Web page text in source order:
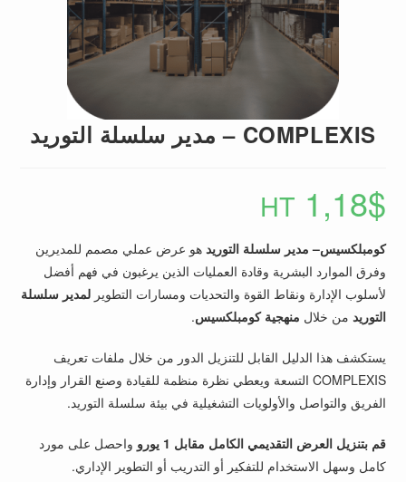
COMPLEXIS – مدير سلسلة التوريد
1,18$
HT
كومبلكسيس– مدير سلسلة التوريد هو عرض عملي مصمم للمديرين
وفرق الموارد البشرية وقادة العمليات الذين يرغبون في فهم أفضل
لأسلوب الإدارة ونقاط القوة والتحديات ومسارات التطويرلمدير سلسلة
التوريد من خلال منهجية كومبلكسيس.
يستكشف هذا الدليل القابل للتنزيل الدور من خلال ملفات تعريف
COMPLEXIS التسعة ويعطي نظرة منظمة للقيادة وصنع القرار وإدارة
الفريق والتواصل والأولويات التشغيلية في بيئة سلسلة التوريد.
قم بتنزيل العرض التقديمي الكامل مقابل 1 يورو
واحصل على مورد
كامل وسهل الاستخدام للتفكير أو التدريب أو التطوير الإداري.